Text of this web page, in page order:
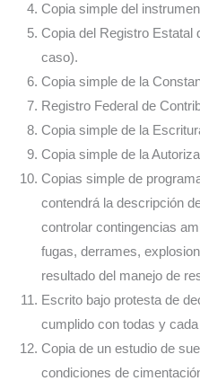
Copia simple del
Copia del Registro Estatal
caso).
Copia simple de la
Registro Federal de
Copia simple de la
Copia simple de la
Copias simple de
contendrá la descripción
controlar contingencias
fugas, derrames,
resultado del manejo de
Escrito bajo protesta de
cumplido con todas y
Copia de un estudio de
condiciones de